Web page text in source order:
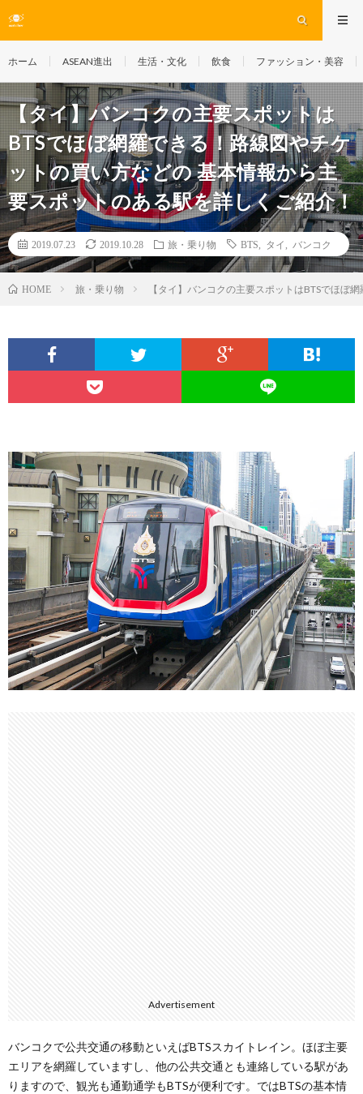
ホーム ASEAN進出 生活・文化 飲食 ファッション・美容
【タイ】バンコクの主要スポットは
BTSでほぼ網羅できる！路線図やチケ
ットの買い方などの 基本情報から主
要スポットのある駅を詳しくご紹介！
2019.07.23 2019.10.28 旅・乗り物 BTS タイ バンコク
HOME 旅・乗り物 【タイ】バンコクの主要スポットはBTSでほぼ
Advertisement
バンコクで公共交通の移動といえばBTSスカイトレイン。ほぼ主要
エリアを網羅していますし、他の公共交通とも連絡している駅があ
りますので、観光も通勤通学もBTSが便利です。ではBTSの基本情